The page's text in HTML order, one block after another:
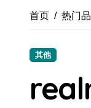
首页 热门
其他